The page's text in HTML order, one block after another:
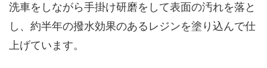
洗車をしながら手掛け研磨をして表面の汚れを落と
し、約半年の撥水効果のあるレジンを塗り込んで仕
上げています。